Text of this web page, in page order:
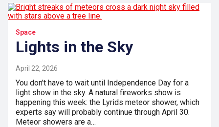
Space
Lights in the Sky
April 22, 2026
You don’t have to wait until Independence Day for a
light show in the sky. A natural fireworks show is
happening this week: the Lyrids meteor shower, which
experts say will probably continue through April 30.
Meteor showers are a…